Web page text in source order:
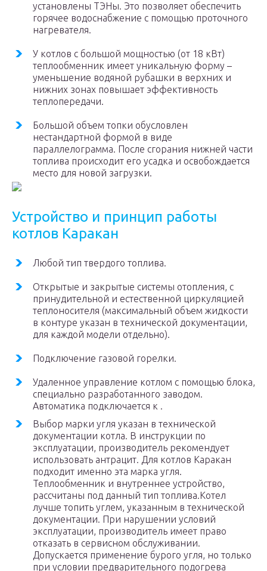
установлены ТЭНы. Это позволяет обеспечить
горячее водоснабжение с помощью проточного
нагревателя.
У котлов с большой мощностью (от 18 кВт)
теплообменник имеет уникальную форму –
уменьшение водяной рубашки в верхних и
нижних зонах повышает эффективность
теплопередачи.
Большой объем топки обусловлен
нестандартной формой в виде
параллелограмма. После сгорания нижней части
топлива происходит его усадка и освобождается
место для новой загрузки.
Устройство и принцип работы
котлов Каракан
Любой тип твердого топлива.
Открытые и закрытые системы отопления, с
принудительной и естественной циркуляцией
теплоносителя (максимальный объем жидкости
в контуре указан в технической документации,
для каждой модели отдельно).
Подключение газовой горелки.
Удаленное управление котлом с помощью блока,
специально разработанного заводом.
Автоматика подключается к .
Выбор марки угля указан в технической
документации котла. В инструкции по
эксплуатации, производитель рекомендует
использовать антрацит. Для котлов Каракан
подходит именно эта марка угля.
Теплообменник и внутреннее устройство,
рассчитаны под данный тип топлива.Котел
лучше топить углем, указанным в технической
документации. При нарушении условий
эксплуатации, производитель имеет право
отказать в сервисном обслуживании.
Допускается применение бурого угля, но только
при условии предварительного подогрева